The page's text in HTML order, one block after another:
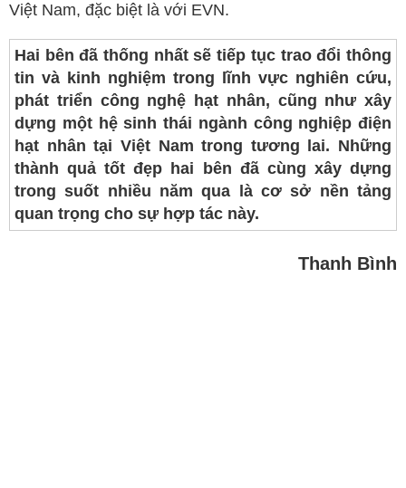
Việt Nam, đặc biệt là với EVN.
Hai bên đã thống nhất sẽ tiếp tục trao đổi thông
tin và kinh nghiệm trong lĩnh vực nghiên cứu,
phát triển công nghệ hạt nhân, cũng như xây
dựng một hệ sinh thái ngành công nghiệp điện
hạt nhân tại Việt Nam trong tương lai. Những
thành quả tốt đẹp hai bên đã cùng xây dựng
trong suốt nhiều năm qua là cơ sở nền tảng
quan trọng cho sự hợp tác này.
Thanh Bình